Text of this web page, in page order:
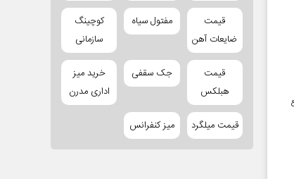
قیمت
ضایعات آهن
مفتول سیاه
کوچینگ
سازمانی
قیمت
هبلکس
جک سقفی
خرید میز
اداری مدرن
قیمت میلگرد میز کنفرانس